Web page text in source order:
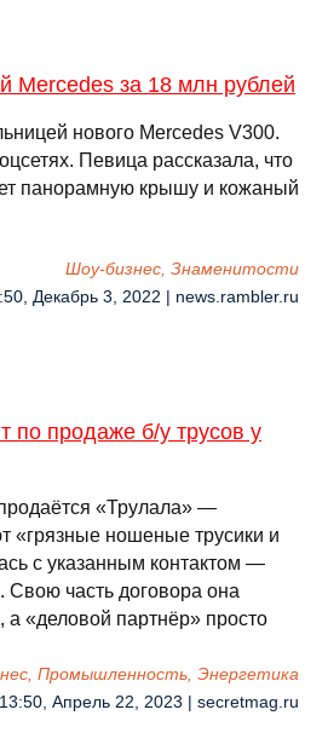
Mercedes за 18 млн рублей
нового Mercedes V300.
Певица рассказала, что
панорамную крышу и кожаный
Шоу-бизнес, Знаменитости
Декабрь 3, 2022 | news.rambler.ru
по продаже б/у трусов у
«Трулала» —
«грязные ношеные трусики и
с указанным контактом —
Свою часть договора она
«деловой партнёр» просто
Промышленность, Энергетика
13:50, Апрель 22, 2023 | secretmag.ru